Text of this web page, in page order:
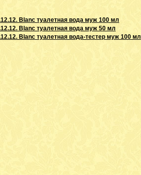
Blanc туалетная вода муж 100 мл
Blanc туалетная вода муж 50 мл
Blanc туалетная вода-тестер муж 100 мл